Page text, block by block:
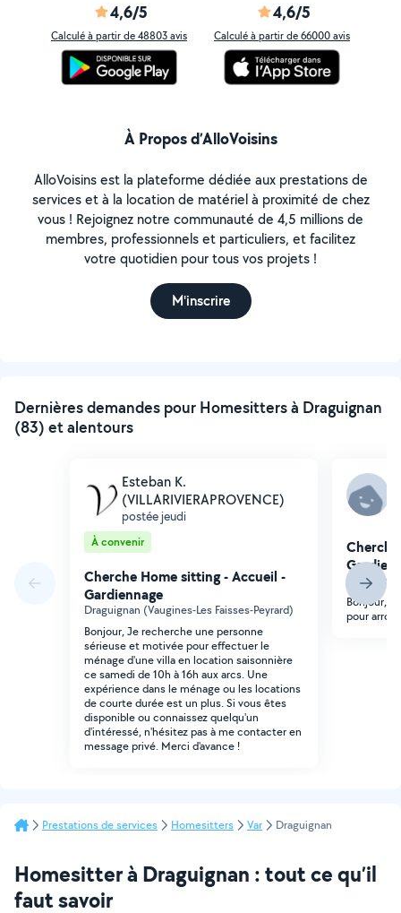
4,6/5
Calculé à partir de 48803 avis
4,6/5
Calculé à partir de 66000 avis
À Propos d’AlloVoisins
AlloVoisins est la plateforme dédiée aux prestations de
services et à la location de matériel à proximité de chez
vous ! Rejoignez notre communauté de 4,5 millions de
membres, professionnels et particuliers, et facilitez
votre quotidien pour tous vos projets !
M'inscrire
Dernières demandes pour Homesitters à Draguignan
(83) et alentours
Esteban K.
(VILLARIVIERAPROVENCE)
postée jeudi
À convenir
Cherche Home sitting - Accueil -
Gardiennage
Draguignan (Vaugines-Les Faisses-Peyrard)
Bonjour, Je recherche une personne
sérieuse et motivée pour effectuer le
ménage d'une villa en location saisonnière
ce samedi de 10h à 16h aux arcs. Une
expérience dans le ménage ou les locations
de courte durée est un plus. Si vous êtes
disponible ou connaissez quelqu'un
d'intéressé, n'hésitez pas à me contacter en
message privé. Merci d'avance !
Trans-en-
Bonjour,
pour
Prestations de services Homesitters Var Draguignan
Homesitter à Draguignan : tout ce qu’il
faut savoir